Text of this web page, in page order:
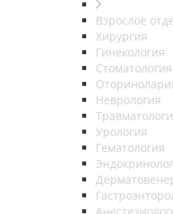
Взрослое
Хирургия
Гинекология
Стоматология
Неврология
Урология
Гематология